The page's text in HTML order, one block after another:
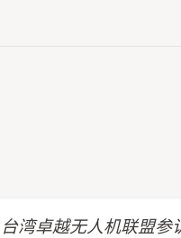
台湾卓越无人机联盟参